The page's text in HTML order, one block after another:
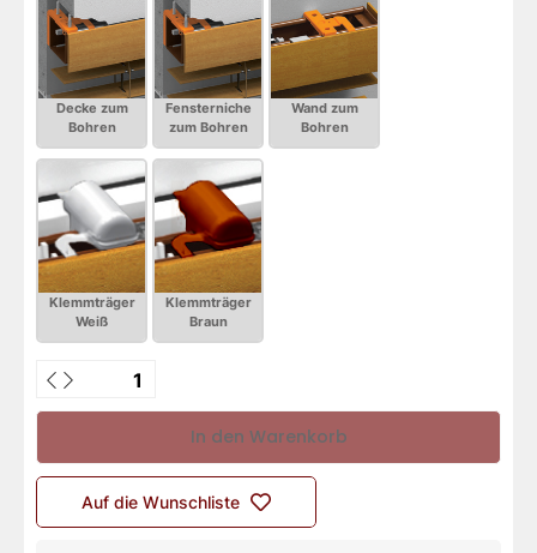
In den Warenkorb
Auf die Wunschliste